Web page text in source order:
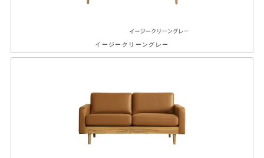
イージークリーングレー